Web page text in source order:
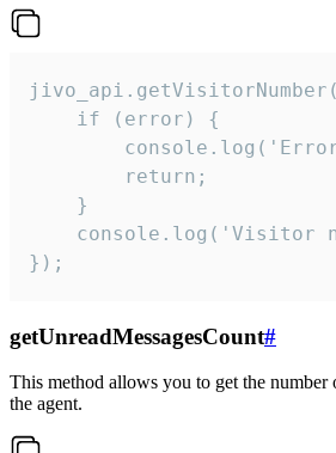
    if (error) {
        return;
    }
console.log('Visitor
});
getUnreadMessagesCount#
This method allows you to get the number
the agent.